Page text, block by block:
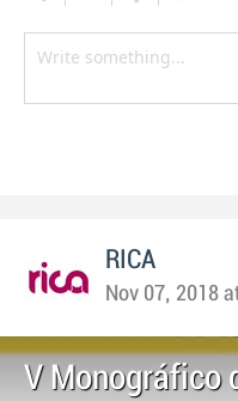
RICA
Nov 07, 2018
V Monográfico